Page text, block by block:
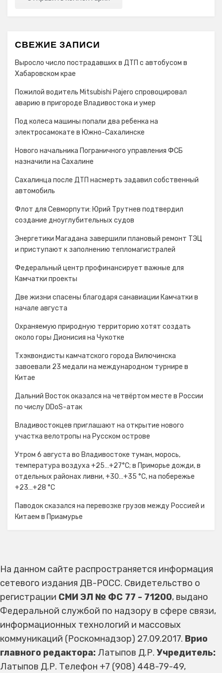
СВЕЖИЕ ЗАПИСИ
Выросло число пострадавших в ДТП с автобусом в
Хабаровском крае
Пожилой водитель Mitsubishi Pajero спровоцировал
аварию в пригороде Владивостока и умер
Под колеса машины попали два ребенка на
электросамокате в Южно-Сахалинске
Нового начальника Пограничного управления ФСБ
назначили на Сахалине
Сахалинца после ДТП насмерть задавил собственный
автомобиль
Флот для Севморпути: Юрий Трутнев подтвердил
создание дноуглубительных судов
Энергетики Магадана завершили плановый ремонт ТЭЦ
и приступают к заполнению тепломагистралей
Федеральный центр профинансирует важные для
Камчатки проекты
Две жизни спасены благодаря санавиации Камчатки в
начале августа
Охраняемую природную территорию хотят создать
около горы Дионисия на Чукотке
Тхэквондисты камчатского города Вилючинска
завоевали 23 медали на международном турнире в
Китае
Дальний Восток оказался на четвёртом месте в России
по числу DDoS-атак
Владивостокцев приглашают на открытие нового
участка велотропы на Русском острове
Утром 6 августа во Владивостоке туман, морось,
температура воздуха +25…+27°С; в Приморье дожди, в
отдельных районах ливни, +30…+35 °C, на побережье
+23…+28 °C
Паводок сказался на перевозке грузов между Россией и
Китаем в Приамурье
На данном сайте распространяется информация
сетевого издания ДВ-РОСС. Свидетельство о
регистрации СМИ ЭЛ № ФС 77 - 71200, выдано
Федеральной службой по надзору в сфере связи,
информационных технологий и массовых
коммуникаций (Роскомнадзор) 27.09.2017. Врио
главного редактора: Латыпов Д.Р. Учредитель:
Латыпов Д.Р. Телефон +7 (908) 448-79-49,